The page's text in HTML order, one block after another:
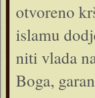
otvoreno
islamu
niti vlada
Boga,